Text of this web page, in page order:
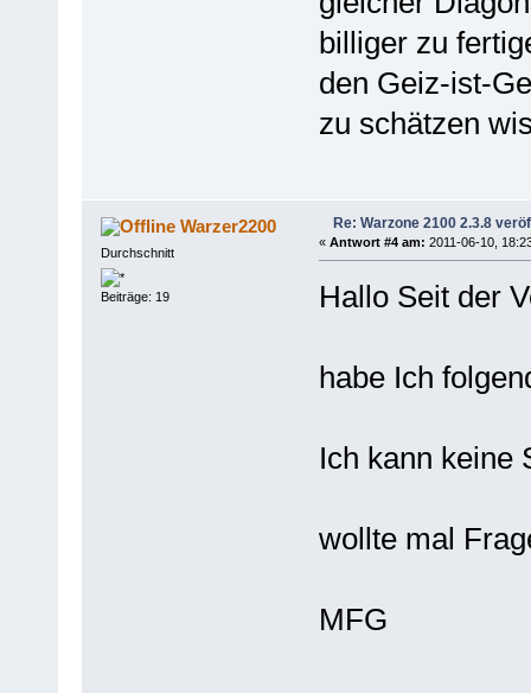
billiger zu
den Geiz-ist-
zu schätzen
Warzer2200
Durchschnitt
Beiträge: 19
Re: Warzone 2100 2.3.8
« Antwort #4 am: 2011-06-10,
Hallo Seit der
habe Ich
Ich kann keine
wollte mal
MFG